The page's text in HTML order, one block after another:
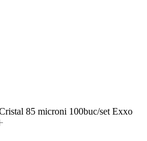
85 microni 100buc/set Exxo